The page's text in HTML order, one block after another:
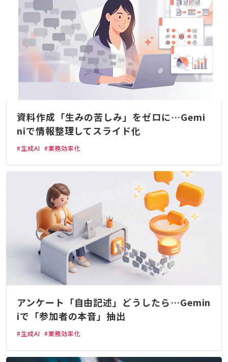
資料作成「生みの苦しみ」をゼロに…Gemi
niで情報整理してスライド化
#生成AI #業務効率化
アンケート「自由記述」どうしたら…Gemin
iで「参加者の本音」抽出
#生成AI #業務効率化